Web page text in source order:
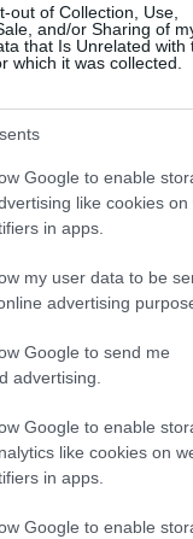
out of Collection, Use,
and/or Sharing of
that Is Unrelated with
which it was collected.
Google to enable
like cookies on
in apps.
my user data to be
advertising
Google to send me
advertising.
Google to enable
like cookies on
in apps.
Google to enable
hanno
, questo fin dallo
e infatti
Rerum
diverso: non si
nel lavoro e
di sostituire
con tutte le
l’Italia e
legati
che riguarda i
anche su questo
insegna che
centro l’uomo,